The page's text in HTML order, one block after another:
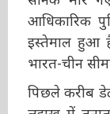
ओर से इसकी
से पत्थरों का
बार है जब
शहादत हुई हो।
पिछले करीब